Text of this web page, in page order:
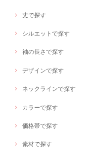
丈で探す
シルエットで探す
袖の長さで探す
デザインで探す
ネックラインで探す
カラーで探す
価格帯で探す
素材で探す